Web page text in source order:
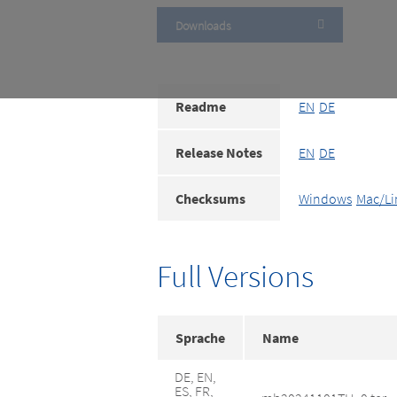
Downloads
Readme EN DE
Release Notes EN DE
Checksums Windows Mac/
Full Versions
Sprache Name
DE, EN,
ES, FR,